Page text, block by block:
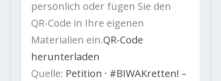
persönlich oder fügen Sie den
QR-Code in Ihre eigenen
Materialien ein.QR-Code
herunterladen
Quelle: Petition · #BIWAKretten! –